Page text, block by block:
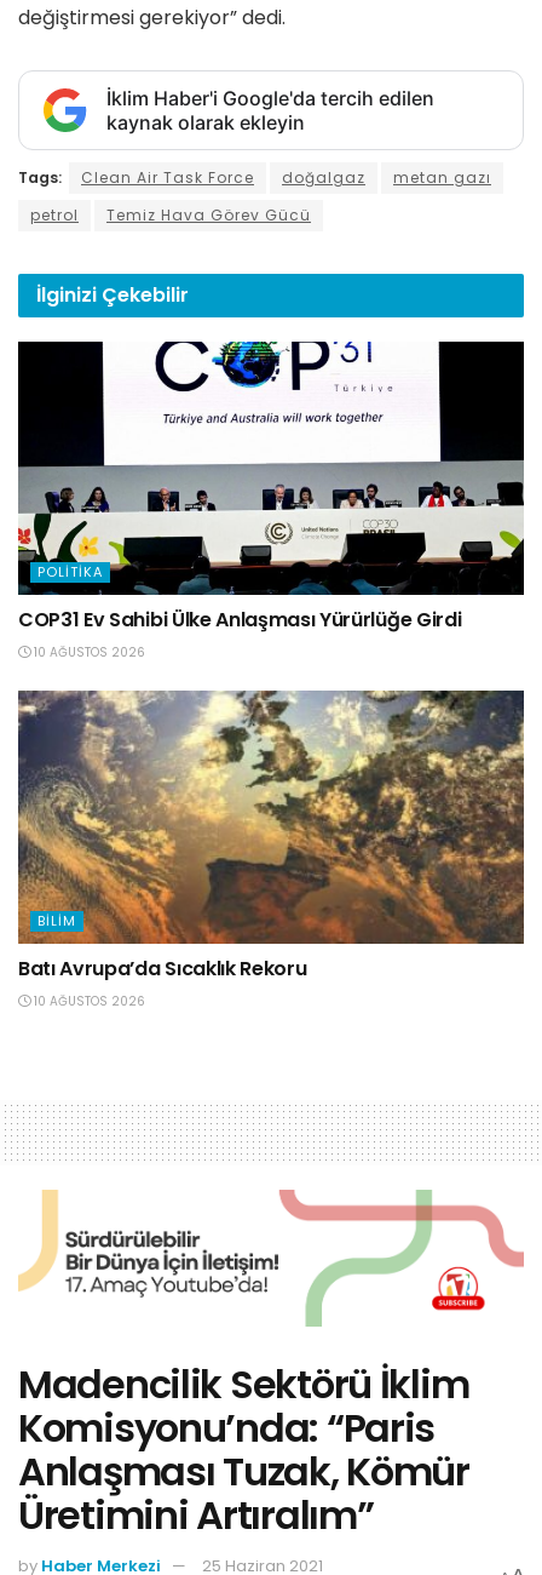
değiştirmesi gerekiyor” dedi.
İklim Haber'i Google'da tercih edilen
kaynak olarak ekleyin
Tags: Clean Air Task Force doğalgaz
metan gazı
petrol
Temiz Hava Görev Gücü
İlginizi Çekebilir
POLITIKA
COP31 Ev Sahibi Ülke Anlaşması Yürürlüğe Girdi
10 AĞUSTOS 2026
BILIM
Batı Avrupa’da Sıcaklık Rekoru
10 AĞUSTOS 2026
Madencilik Sektörü İklim
Komisyonu’nda: “Paris
Anlaşması Tuzak, Kömür
Üretimini Artıralım”
by Haber Merkezi
25 Haziran 2021